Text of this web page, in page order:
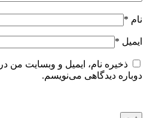
نام *
ایمیل *
ذخیره نام، ایمیل و وبسایت من
دوباره دیدگاهی می‌نویسم.